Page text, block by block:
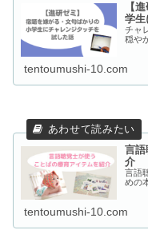
【
学生
チャ
穏や
tentoumushi-10.com
言語
介
言語
めの
tentoumushi-10.com